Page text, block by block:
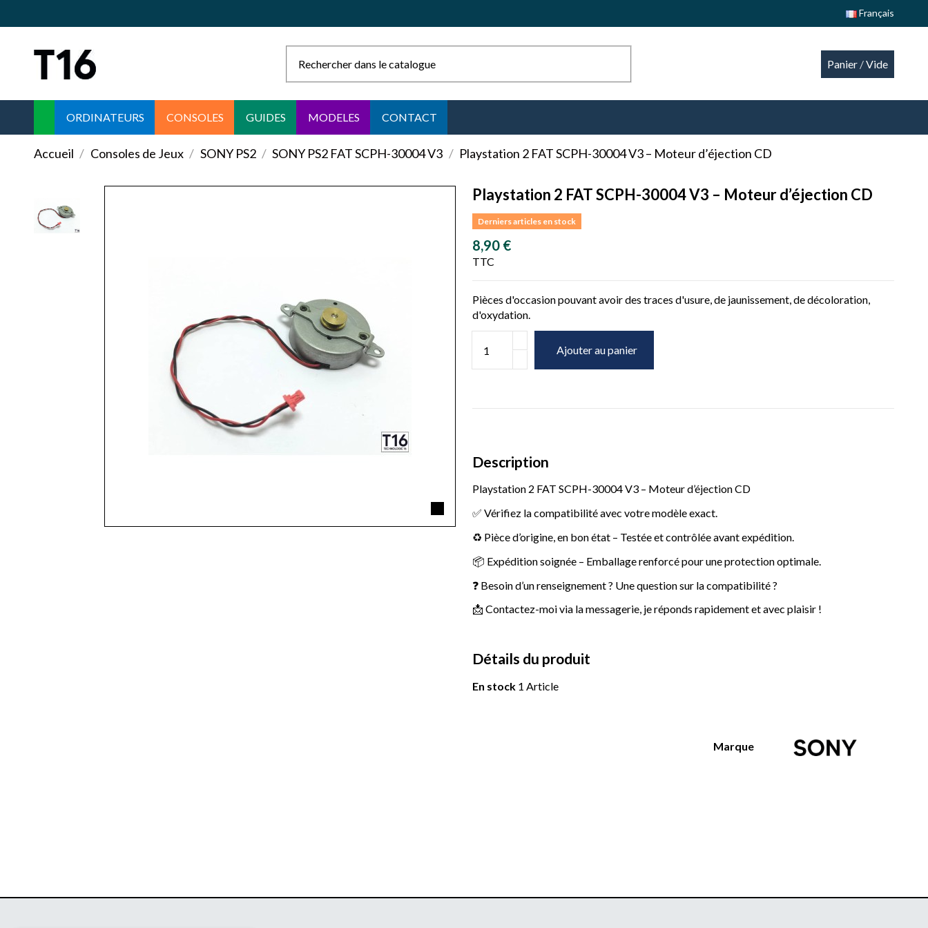
Français
Panier /Vide
ORDINATEURS CONSOLES GUIDES MODELES CONTACT
Accueil Consoles de Jeux SONY PS2 SONY PS2 FAT SCPH-30004 V3 Playstation 2 FAT SCPH-30004 V3 – Moteur d’éjection CD
Playstation 2 FAT SCPH-30004 V3 – Moteur d’éjection CD
Derniers articles en stock
8,90 €
TTC
Pièces d'occasion pouvant avoir des traces d'usure, de jaunissement, de décoloration,
d'oxydation.
Ajouter au panier
Description
Playstation 2 FAT SCPH-30004 V3 – Moteur d’éjection CD
✅ Vérifiez la compatibilité avec votre modèle exact.
♻️ Pièce d’origine, en bon état – Testée et contrôlée avant expédition.
📦 Expédition soignée – Emballage renforcé pour une protection optimale.
❓ Besoin d’un renseignement ? Une question sur la compatibilité ?
📩 Contactez-moi via la messagerie, je réponds rapidement et avec plaisir !
Détails du produit
Marque
En stock 1 Article